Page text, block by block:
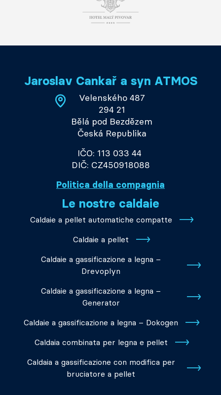
Jaroslav Cankař a syn ATMOS
Velenského 487
294 21
Bělá pod Bezdězem
Česká Republika
IČO: 113 033 44
DIČ: CZ450918088
Politica della compagnia
Le nostre caldaie
Caldaie a pellet automatiche compatte
Caldaie a pellet
Caldaie a gassificazione a legna –
Drevoplyn
Caldaie a gassificazione a legna –
Generator
Caldaie a gassificazione a legna – Dokogen
Caldaia combinata per legna e pellet
Caldaia a gassificazione con modifica per
bruciatore a pellet